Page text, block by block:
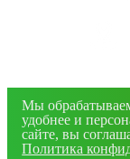
защищена
Мы
удобнее и
сайте, вы
Политика